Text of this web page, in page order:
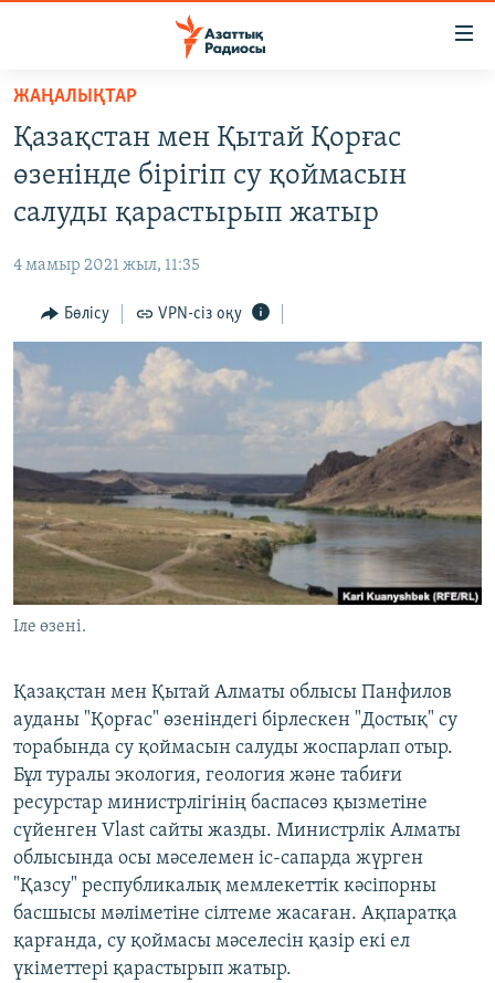
Skip
main
content
main
Navigation
to
Search
САЯСАТ
АДАМ ҚҰҚЫҚТАРЫ
ӘЛЕУМЕТ
ӘЛЕМ
АРНАЙЫ ЖОБАЛАР
ЖАЗЫЛЫҢЫЗ
Басқа тілдерде
ЖАҢАЛЫҚТАР
Қазақстан мен Қытай Қорғас
өзенінде бірігіп су қоймасын
салуды қарастырып жатыр
4 мамыр 2021 жыл, 11:35
Бөлісу VPN-сіз оқу
Іле өзені.
Қазақстан мен Қытай Алматы облысы Панфилов
ауданы "Қорғас" өзеніндегі бірлескен "Достық" су
торабында су қоймасын салуды жоспарлап отыр.
Бұл туралы экология, геология және табиғи
ресурстар министрлігінің баспасөз қызметіне
сүйенген Vlast сайты жазды. Министрлік Алматы
облысында осы мәселемен іс-сапарда жүрген
"Қазсу" республикалық мемлекеттік кәсіпорны
басшысы мәліметіне сілтеме жасаған. Ақпаратқа
қарғанда, су қоймасы мәселесін қазір екі ел
үкіметтері қарастырып жатыр.